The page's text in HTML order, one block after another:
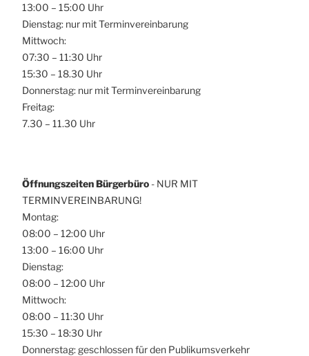
13:00 – 15:00 Uhr
Dienstag: nur mit Terminvereinbarung
Mittwoch:
07:30 – 11:30 Uhr
15:30 – 18.30 Uhr
Donnerstag: nur mit Terminvereinbarung
Freitag:
7.30 – 11.30 Uhr
Öffnungszeiten Bürgerbüro - NUR MIT
TERMINVEREINBARUNG!
Montag:
08:00 – 12:00 Uhr
13:00 – 16:00 Uhr
Dienstag:
08:00 – 12:00 Uhr
Mittwoch:
08:00 – 11:30 Uhr
15:30 – 18:30 Uhr
Donnerstag: geschlossen für den Publikumsverkehr